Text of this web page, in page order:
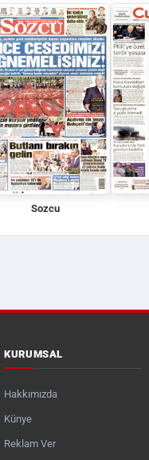
Sozcu
KURUMSAL
Hakkımızda
Künye
Reklam Ver